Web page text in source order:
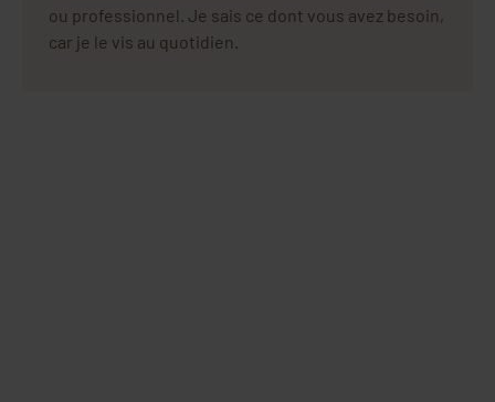
ou professionnel. Je sais ce dont vous avez besoin,
car je le vis au quotidien.